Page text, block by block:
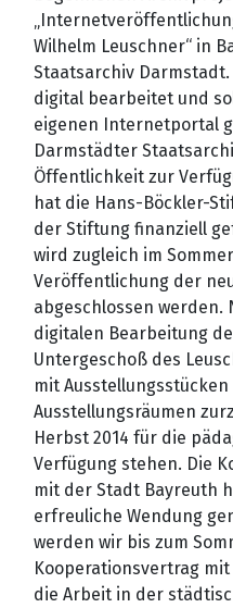
Wilhelm Leuschner“ in
Staatsarchiv
digital bearbeitet und
eigenen Internetportal
Darmstädter
Öffentlichkeit zur
hat die Hans-Böckler-
der Stiftung finanziell
wird zugleich im
Veröffentlichung der
abgeschlossen
digitalen Bearbeitung
Untergeschoß des
mit
Ausstellungsräumen
Herbst 2014 für die
Verfügung stehen. Die
mit der Stadt Bayreuth
erfreuliche Wendung
werden wir bis zum
Kooperationsvertrag
die Arbeit in der